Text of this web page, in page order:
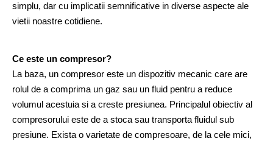
simplu, dar cu implicatii semnificative in diverse aspecte ale
vietii noastre cotidiene.
Ce este un compresor?
La baza, un compresor este un dispozitiv mecanic care are
rolul de a comprima un gaz sau un fluid pentru a reduce
volumul acestuia si a creste presiunea. Principalul obiectiv al
compresorului este de a stoca sau transporta fluidul sub
presiune. Exista o varietate de compresoare, de la cele mici,